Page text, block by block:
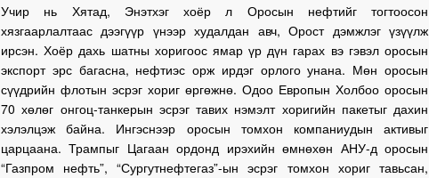
Учир нь Хятад, Энэтхэг хоёр л Оросын нефтийг тогтоосон
хязгаарлалтаас дээгүүр үнээр худалдан авч, Орост дэмжлэг үзүүлж
ирсэн. Хоёр дахь шатны хоригоос ямар үр дүн гарах вэ гэвэл оросын
экспорт эрс багасна, нефтиэс орж ирдэг орлого унана. Мөн оросын
сүүдрийн флотын эсрэг хориг өргөжнө. Одоо Европын Холбоо оросын
70 хөлөг онгоц-танкерын эсрэг тавих нэмэлт хоригийн пакетыг дахин
хэлэлцэж байна. Ингэснээр оросын томхон компаниудын активыг
царцаана. Трампыг Цагаан ордонд ирэхийн өмнөхөн АНУ-д оросын
“Газпром нефть”, “Сургутнефтегаз”-ын эсрэг томхон хориг тавьсан,